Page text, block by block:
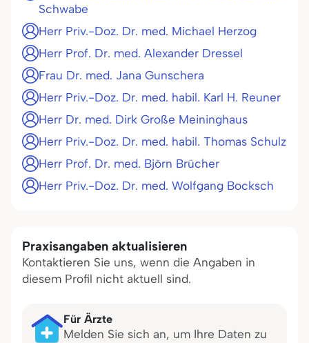
Schwabe
Herr Priv.-Doz. Dr. med. Michael Herzog
Herr Prof. Dr. med. Alexander Dressel
Frau Dr. med. Jana Gunschera
Herr Priv.-Doz. Dr. med. habil. Karl H. Reuner
Herr Dr. med. Dirk Große Meininghaus
Herr Priv.-Doz. Dr. med. habil. Thomas Schulz
Herr Prof. Dr. med. Björn Brücher
Herr Priv.-Doz. Dr. med. Wolfgang Bocksch
Praxisangaben aktualisieren
Kontaktieren Sie uns, wenn die Angaben in
diesem Profil nicht aktuell sind.
Für Ärzte
Melden Sie sich an, um Ihre Daten zu